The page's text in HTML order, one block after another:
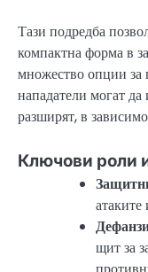
Тази подредба
компактна форма в
множество опции за
нападатели могат
разширят, в
Ключови роли
щит за